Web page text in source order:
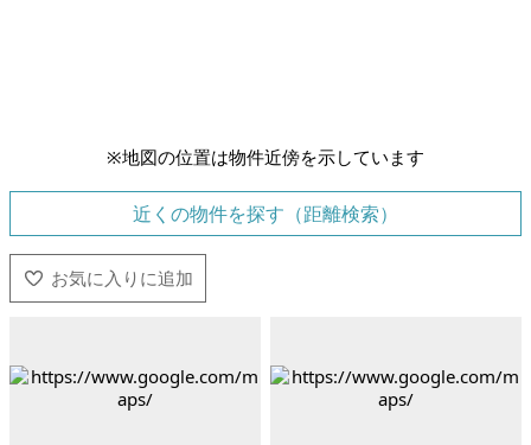
※地図の位置は物件近傍を示しています
近くの物件を探す（距離検索）